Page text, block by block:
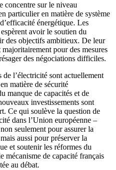
concentre sur le niveau
particulier en matière de système
énergétique. Les
avoir le soutien du
des objectifs ambitieux. De leur
pour des mesures
des négociations difficiles.
l’électricité sont actuellement
matière de sécurité
manque de capacités et de
investissements sont
Ce qui soulève la question de
dans l’Union européenne –
seulement pour assurer la
aussi pour préserver la
et soutenir les réformes du
mécanisme de capacité français
au débat.